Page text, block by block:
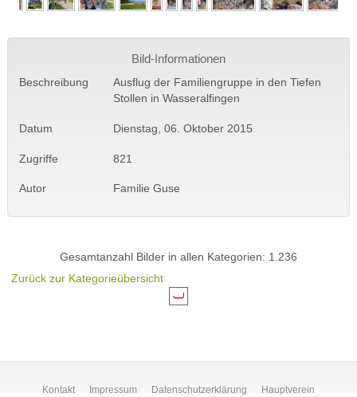
Bild-Informationen
Beschreibung
Ausflug der Familiengruppe in den Tiefen
Stollen in Wasseralfingen
Datum Dienstag, 06. Oktober 2015
Zugriffe 821
Autor Familie Guse
Gesamtanzahl Bilder in allen Kategorien: 1.236
Zurück zur Kategorieübersicht
Kontakt Impressum Datenschutzerklärung Hauptverein